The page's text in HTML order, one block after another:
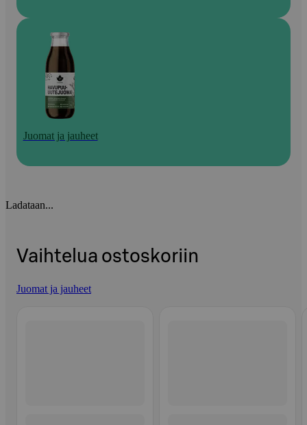
Juomat ja jauheet
Ladataan...
Vaihtelua ostoskoriin
Juomat ja jauheet